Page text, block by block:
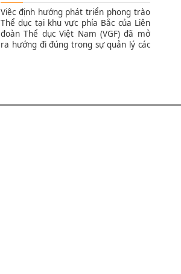
Việc định hướng phát triển phong trào
Thể dục tại khu vực phía Bắc của Liên
đoàn Thể dục Việt Nam (VGF) đã mở
ra hướng đi đúng trong sự quản lý các